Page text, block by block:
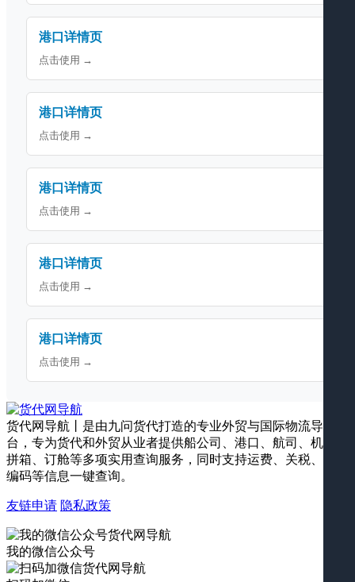
港口详情页
点击使用 →
港口详情页
点击使用 →
港口详情页
点击使用 →
港口详情页
点击使用 →
港口详情页
点击使用 →
货代网导航丨是由九问货代打造的专业外贸与国际物流导航平
台，专为货代和外贸从业者提供船公司、港口、航司、机场、
拼箱、订舱等多项实用查询服务，同时支持运费、关税、海关
编码等信息一键查询。
友链申请 隐私政策
我的微信公众号